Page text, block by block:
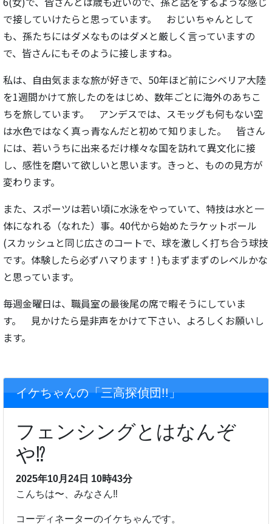
で接していけたらと思っています。 おじいちゃんとして
も、孫たちにはダメなものはダメと厳しく言っていますの
で、皆さんにもそのように接しますね。
私は、自由気ままな旅が好きで、50年ほど前にシベリア大陸
を1週間かけて旅したのをはじめ、数年ごとに海外のあちこ
ちを旅しています。 アンデスでは、スモッグも何もない空
は水色ではなく真っ青なんだと初めて知りました。 皆さん
には、若いうちに出来るだけ様々な国を訪れて異文化に接
し、感性を磨いて欲しいと思います。きっと、ものの見方が
変わります。
また、スポーツは若い頃に水泳をやっていて、特技は水と一
体になれる（なれた）事。40代から始めたラケットボール
(スカッシュと同じ広さのコートで、球を激しく打ち合う球技
です。体験したら必ずハマります！)もまずまずのレベルかな
と思っています。
毎週金曜日は、職員室の最後尾の席で暇そうにしていま
す。 見かけたら是非声をかけて下さい、よろしくお願いし
ます。
イケちゃんの「三高探偵団!!」
フェンシングとはなんぞ
や⁉️
2025年10月24日 10時43分
こんちは〜、みなさん‼︎
コーディネーターのイケちゃんです。